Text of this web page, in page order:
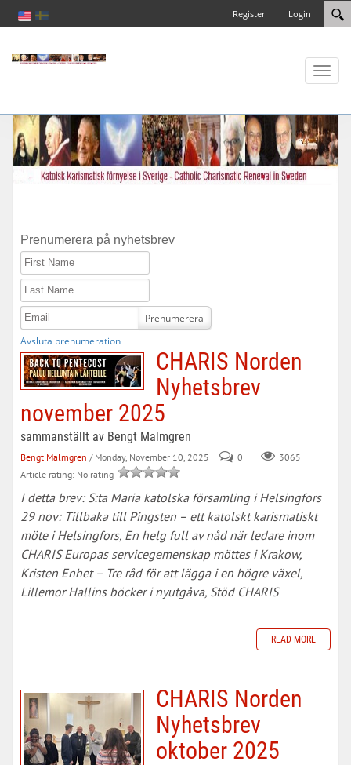
Login
Register
Toggle
Prenumerera på nyhetsbrev
First Name
Last Name
Email
Prenumerera
Avsluta prenumeration
CHARIS Norden
Nyhetsbrev
november 2025
sammanställt av Bengt Malmgren
Bengt Malmgren / Monday, November 10, 2025 0
3065
Article rating: No rating
I detta brev: S:ta Maria katolska församling i Helsingfors
29 nov: Tillbaka till Pingsten – ett katolskt karismatiskt
möte i Helsingfors, En helg full av nåd när ledare inom
CHARIS Europas servicegemenskap möttes i Krakow,
Kristen Enhet – Tre råd för att lägga i en högre växel,
Lillemor Hallins böcker i nyutgåva, Stöd CHARIS
READ MORE
CHARIS Norden
Nyhetsbrev
oktober 2025